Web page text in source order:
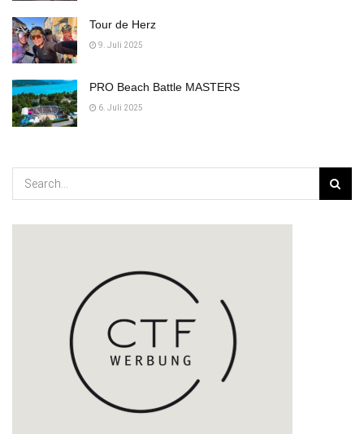
Tour de Herz
9. Juli 2025
PRO Beach Battle MASTERS
6. Juli 2025